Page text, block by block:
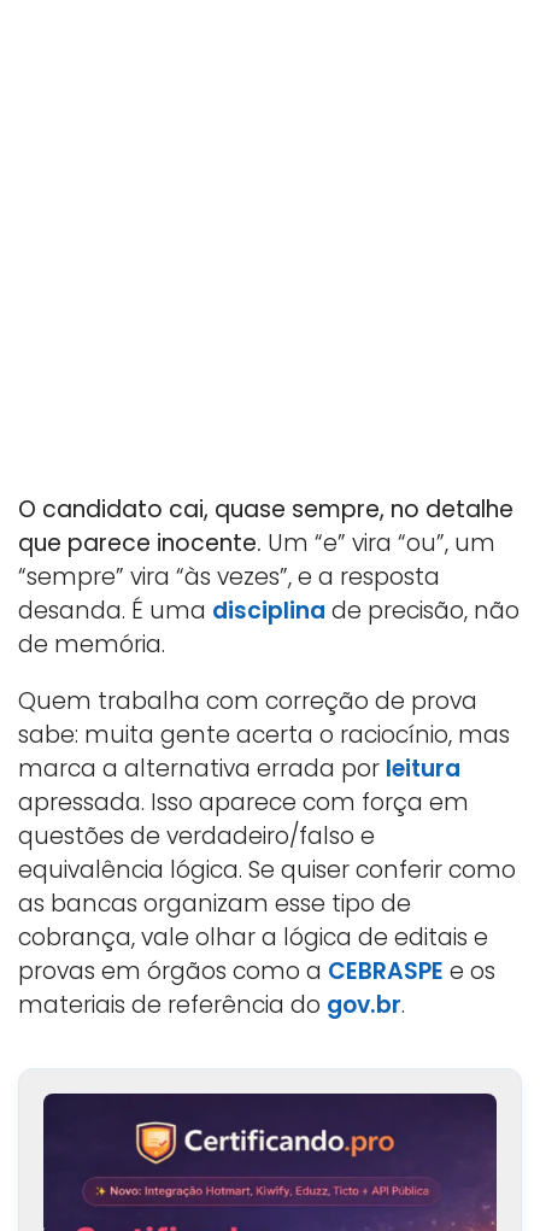
O candidato cai, quase sempre, no detalhe
que parece inocente. Um “e” vira “ou”, um
“sempre” vira “às vezes”, e a resposta
desanda. É uma disciplina de precisão, não
de memória.
Quem trabalha com correção de prova
sabe: muita gente acerta o raciocínio, mas
marca a alternativa errada por leitura
apressada. Isso aparece com força em
questões de verdadeiro/falso e
equivalência lógica. Se quiser conferir como
as bancas organizam esse tipo de
cobrança, vale olhar a lógica de editais e
provas em órgãos como a CEBRASPE e os
materiais de referência do gov.br.